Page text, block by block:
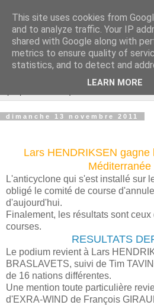
Cannes Dragon
International
dimanche 13 novembre 2011
Lars HENDRIKSEN
Méditerranée
L'anticyclone qui s'est installé sur
obligé le comité de course
d'aujourd'hui.
Finalement, les résultats sont
courses.
RESULTATS
Le podium revient à Lars
BRASLAVETS, suivi de Tim
de 16 nations différentes.
Une mention toute particulière
d'EXRA-WIND de François
This site uses cookies from
and to analyze traffic. Your IP
shared with Google along with
metrics to ensure quality of
statistics, and to detect and
LEARN MORE